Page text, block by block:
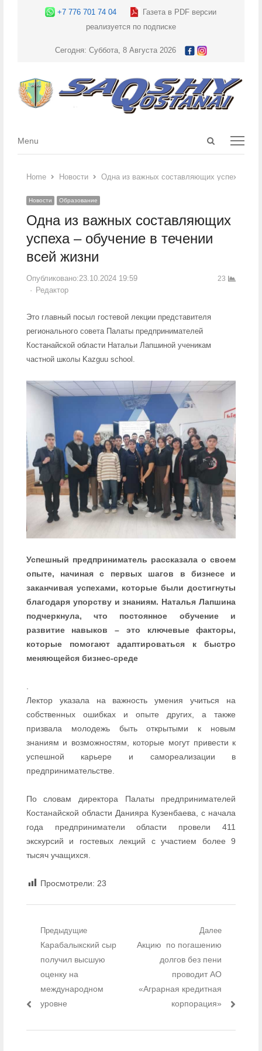
+7 776 701 74 04
Газета в PDF версии
реализуется по подписке
Сегодня: Суббота, 8 Августа 2026
Open
Menu
Menu
Home Новости Одна из важных составляющих успеха –
Новости Образование
Одна из важных составляющих
успеха – обучение в течении
всей жизни
Опубликовано:23.10.2024 19:59
Author
Редактор
23
Это главный посыл гостевой лекции представителя
регионального совета Палаты предпринимателей
Костанайской области Натальи Лапшиной ученикам
частной школы Kazguu school.
Успешный предприниматель рассказала о своем
опыте, начиная с первых шагов в бизнесе и
заканчивая успехами, которые были достигнуты
благодаря упорству и знаниям. Наталья Лапшина
подчеркнула, что постоянное обучение и
развитие навыков – это ключевые факторы,
которые помогают адаптироваться к быстро
меняющейся бизнес-среде
Лектор указала на важность умения учиться на
собственных ошибках и опыте других, а также
призвала молодежь быть открытыми к новым
знаниям и возможностям, которые могут привести к
успешной карьере и самореализации в
предпринимательстве.
По словам директора Палаты предпринимателей
Костанайской области Данияра Кузенбаева, с начала
года предприниматели области провели 411
экскурсий и гостевых лекций с участием более 9
тысяч учащихся.
Просмотрели: 23
Навигация по записям
Предыдущие
Предыдущий пост:
Карабалыкский сыр
получил высшую
оценку на
международном
уровне
Далее
Следующий пост:
Акцию по погашению
долгов без пени
проводит АО
«Аграрная кредитная
корпорация»